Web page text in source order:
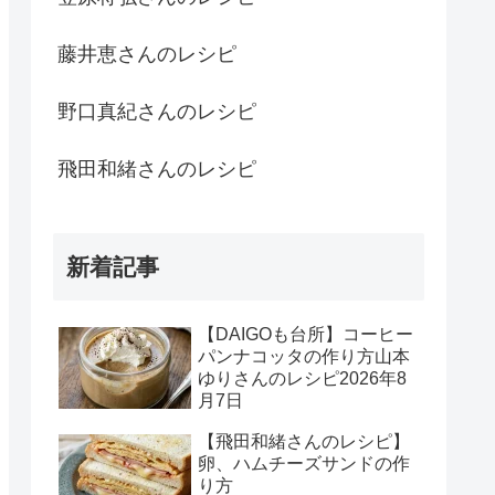
藤井恵さんのレシピ
野口真紀さんのレシピ
飛田和緒さんのレシピ
新着記事
【DAIGOも台所】コーヒー
パンナコッタの作り方山本
ゆりさんのレシピ2026年8
月7日
【飛田和緒さんのレシピ】
卵、ハムチーズサンドの作
り方